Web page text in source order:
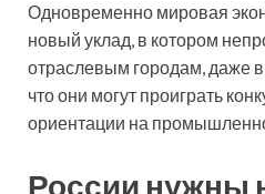
Одновременно мировая
новый уклад, в котором
отраслевым городам, даже
что они могут проиграть
ориентации на
России нужны